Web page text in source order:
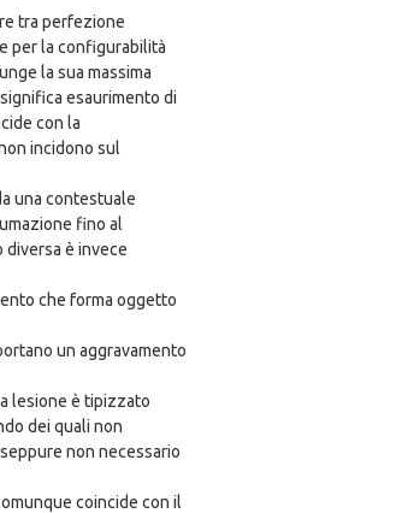
tra perfezione
per la configurabilità
la sua massima
esaurimento di
con la
incidono sul
una contestuale
fino al
è invece
che forma oggetto
un aggravamento
lesione è tipizzato
dei quali non
non necessario
coincide con il